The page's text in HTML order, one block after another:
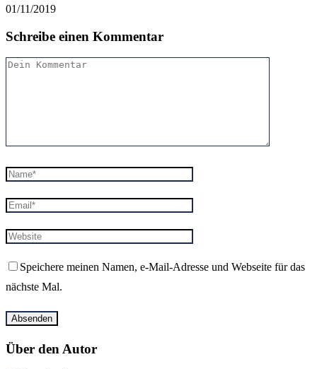
01/11/2019
Schreibe einen Kommentar
Speichere meinen Namen, e-Mail-Adresse und Webseite für das
nächste Mal.
Über den Autor